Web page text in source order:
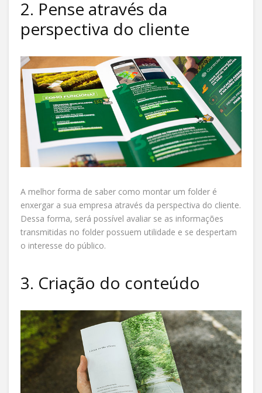
2. Pense através da
perspectiva do cliente
A melhor forma de saber como montar um folder é
enxergar a sua empresa através da perspectiva do cliente.
Dessa forma, será possível avaliar se as informações
transmitidas no folder possuem utilidade e se despertam
o interesse do público.
3. Criação do conteúdo